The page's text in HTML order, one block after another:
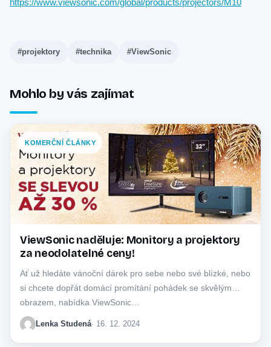
https://www.viewsonic.com/global/products/projectors/M10
#projektory #technika #ViewSonic
Mohlo by vás zajímat
KOMERČNÍ ČLÁNKY
ViewSonic naděluje: Monitory a projektory
za neodolatelné ceny!
Ať už hledáte vánoční dárek pro sebe nebo své blízké, nebo
si chcete dopřát domácí promítání pohádek se skvělým
obrazem, nabídka ViewSonic…
Lenka Studená· 16. 12. 2024